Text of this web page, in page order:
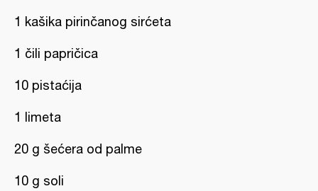
1 kašika pirinčanog sirćeta
1 čili papričica
10 pistaćija
1 limeta
20 g šećera od palme
10 g soli